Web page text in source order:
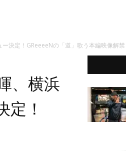
決定！GReeeeNの「道」歌う本編映像解禁
、横浜
定！